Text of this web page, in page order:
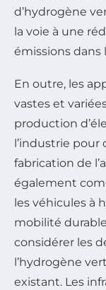
d’hydrogène
la voie à une
émissions dans
En outre, les
vastes et
production
l’industrie
fabrication de
également
les véhicules à
mobilité
considérer les
l’hydrogène
existant. Les